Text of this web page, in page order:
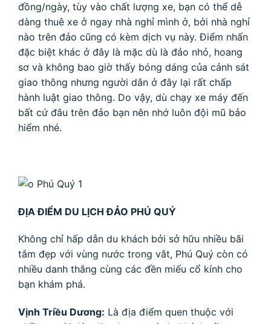
đồng/ngày, tùy vào chất lượng xe, bạn có thể dễ
dàng thuê xe ở ngay nhà nghỉ mình ở, bởi nhà nghỉ
nào trên đảo cũng có kèm dịch vụ này.Điểm nhấn
đặc biệt khác ở đây là mặc dù là đảo nhỏ, hoang
sơ và không bao giờ thấy bóng dáng của cảnh sát
giao thông nhưng người dân ở đây lại rất chấp
hành luật giao thông. Do vậy, dù chạy xe máy đến
bất cứ đâu trên đảo bạn nên nhớ luôn đội mũ bảo
hiểm nhé.
ĐỊA ĐIỂM DU LỊCH ĐẢO PHÚ QUÝ
Không chỉ hấp dẫn du khách bởi sở hữu nhiều bãi
tắm đẹp với vùng nước trong vắt, Phú Quý còn có
nhiều danh thắng cùng các đền miếu cổ kính cho
bạn khám phá.
Vịnh Triều Dương: Là địa điểm quen thuộc với